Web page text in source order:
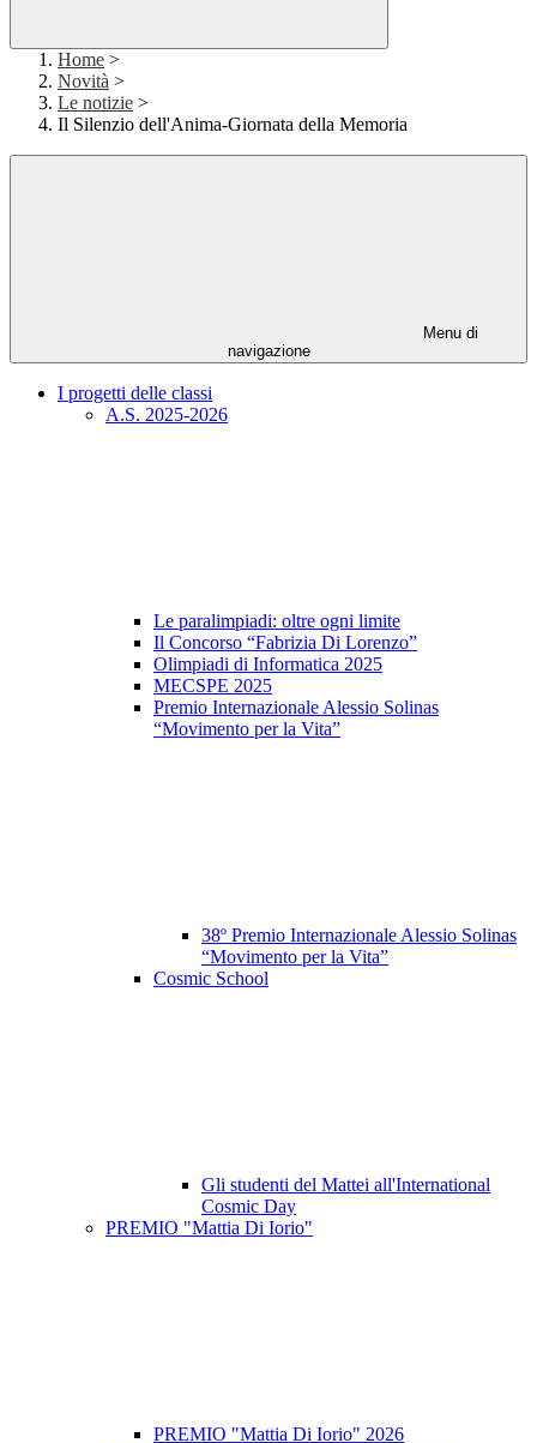
Home >
Novità >
Le notizie >
Il Silenzio dell'Anima-Giornata della Memoria
Menu di
navigazione
I progetti delle classi
A.S. 2025-2026
Le paralimpiadi: oltre ogni limite
Il Concorso “Fabrizia Di Lorenzo”
Olimpiadi di Informatica 2025
MECSPE 2025
Premio Internazionale Alessio Solinas
“Movimento per la Vita”
38º Premio Internazionale Alessio Solinas
“Movimento per la Vita”
Cosmic School
Gli studenti del Mattei all'International
Cosmic Day
PREMIO "Mattia Di Iorio"
PREMIO "Mattia Di Iorio" 2026